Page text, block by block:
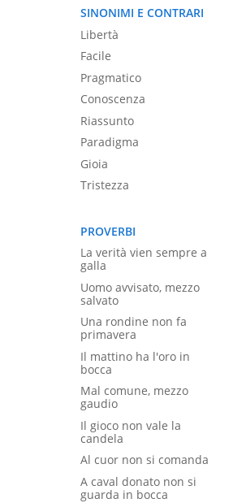
SINONIMI E CONTRARI
Libertà
Facile
Pragmatico
Conoscenza
Riassunto
Paradigma
Gioia
Tristezza
PROVERBI
La verità vien sempre a
galla
Uomo avvisato, mezzo
salvato
Una rondine non fa
primavera
Il mattino ha l'oro in
bocca
Mal comune, mezzo
gaudio
Il gioco non vale la
candela
Al cuor non si comanda
A caval donato non si
guarda in bocca